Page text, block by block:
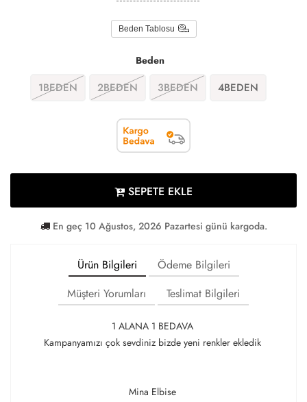
Beden Tablosu
Beden
1BEDEN 2BEDEN 3BEDEN 4BEDEN
SEPETE EKLE
En geç 10 Ağustos, 2026 Pazartesi günü kargoda.
Ürün Bilgileri
Ödeme Bilgileri
Müşteri Yorumları
Teslimat Bilgileri
1 ALANA 1 BEDAVA
Kampanyamızı çok sevdiniz bizde yeni renkler ekledik
Mina Elbise